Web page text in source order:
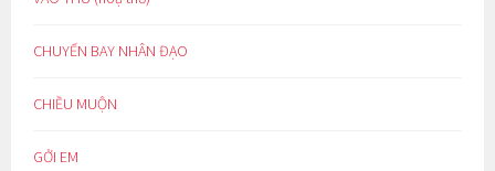
CHUYẾN BAY NHÂN ĐẠO
CHIỀU MUỘN
GỞI EM